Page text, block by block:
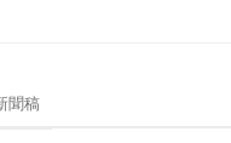
聞稿